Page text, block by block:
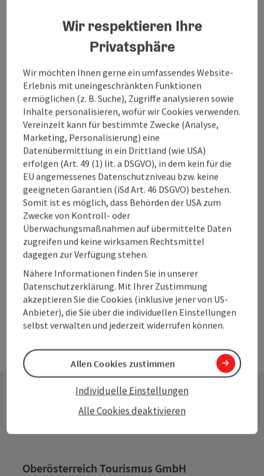
Touristiker sind einerseits gefordert für steigendende
Nächtigungszahlen zu sorgen, andererseits sollen sie aber
auch nachhaltige Produkte und Angebote schaffen.
Mittlerweile lenken die Gäste vermehrt die Aufmerksamkeit
in Richtung Klimaschutz. Der Tourismusverband Traunsee-
Almtal will Maßnahmen ergreifen, die man im Arbeitsalltag
leicht integrieren kann, wie etwa Energiesparen, sanfte
Mobilität, Müllvermeidung und Mülltrennung. So sollen auch
weitere Betriebe in der Region animiert werden, sich und
Gäste zu sensibilisieren.
Der Tourismusverband Mondsee – Irrsee hat sich bereits im
November 2019 ein neues Entwicklungskonzept verpasst. Als
Endziel formuliert das Entwicklungskonzept das Erlangen
des Zertifikats „Green Destination“ – ein internationales
Gütesiegel für Destinationen im Sinne einer nachhaltigen
touristischen Entwicklung des Lebensraumes rund um
Mondsee und Irrsee. In Summe sind rund 100 Kriterien von
Abwasser und Artenschutz bis Zufriedenheit und
Zusammenarbeit über die touristische Sichtweise hinaus zu
erfüllen. Ein erster Meilenstein ist für den Tourismusverband
Mondsee – Irrsee die Aufnahme als Klimabündnisbetrieb.
Kontakt
Oberösterreich Tourismus GmbH
Wir respektieren Ihre
Privatsphäre
Wir möchten Ihnen gerne ein umfassendes Website-
Erlebnis mit uneingeschränkten Funktionen
ermöglichen (z. B. Suche), Zugriffe analysieren sowie
Inhalte personalisieren, wofür wir Cookies verwenden.
Vereinzelt kann für bestimmte Zwecke (Analyse,
Marketing, Personalisierung) eine
Datenübermittlung in ein Drittland (wie USA)
erfolgen (Art. 49 (1) lit. a DSGVO), in dem kein für die
EU angemessenes Datenschutzniveau bzw. keine
geeigneten Garantien (iSd Art. 46 DSGVO) bestehen.
Somit ist es möglich, dass Behörden der USA zum
Zwecke von Kontroll- oder
Überwachungsmaßnahmen auf übermittelte Daten
zugreifen und keine wirksamen Rechtsmittel
dagegen zur Verfügung stehen.
Nähere Informationen finden Sie in unserer
Datenschutzerklärung. Mit Ihrer Zustimmung
akzeptieren Sie die Cookies (inklusive jener von US-
Anbieter), die Sie über die individuellen Einstellungen
selbst verwalten und jederzeit widerrufen können.
Alle Cookies deaktivieren
Individuelle Einstellungen
Allen Cookies zustimmen